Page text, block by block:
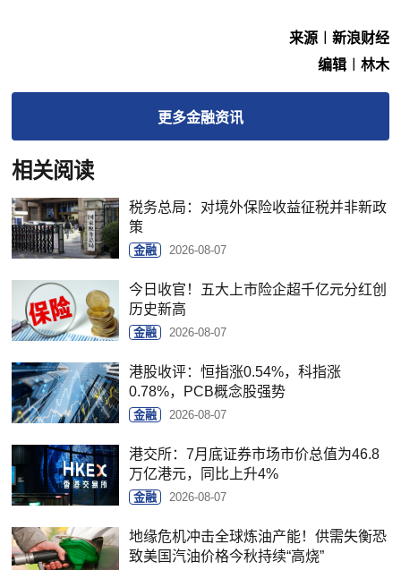
来源︱新浪财经
编辑︱林木
更多金融资讯
相关阅读
税务总局：对境外保险收益征税并非新政
策
金融 2026-08-07
今日收官！五大上市险企超千亿元分红创
历史新高
金融 2026-08-07
港股收评：恒指涨0.54%，科指涨
0.78%，PCB概念股强势
金融 2026-08-07
港交所：7月底证券市场市价总值为46.8
万亿港元，同比上升4%
金融 2026-08-07
地缘危机冲击全球炼油产能！供需失衡恐
致美国汽油价格今秋持续“高烧”